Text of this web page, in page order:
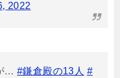
2022
… #鎌倉殿の13人 #